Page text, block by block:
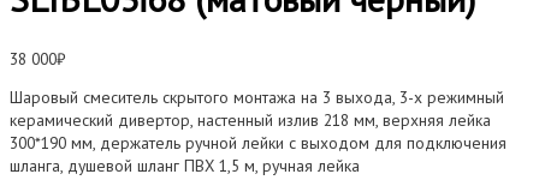
38 000₽
Шаровый смеситель скрытого монтажа на 3 выхода, 3-х режимный
керамический дивертор, настенный излив 218 мм, верхняя лейка
300*190 мм, держатель ручной лейки с выходом для подключения
шланга, душевой шланг ПВХ 1,5 м, ручная лейка